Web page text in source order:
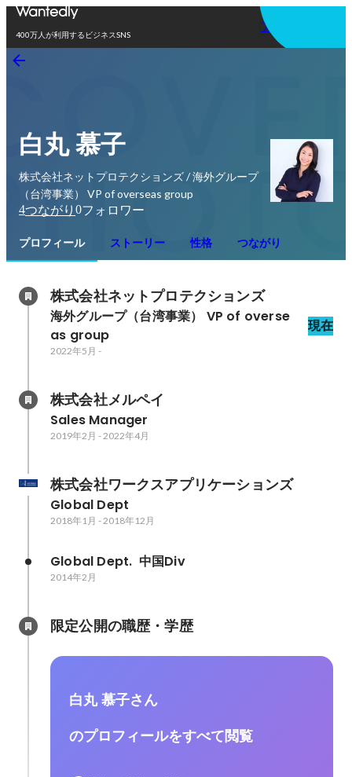
400万人が利用するビジネスSNS
アプリを使う
白丸 慕子
株式会社ネットプロテクションズ / 海外グループ
（台湾事業） VP of overseas group
4つながり 0フォロワー
プロフィール ストーリー 性格 つながり
株式会社ネットプロテクションズ
海外グループ（台湾事業） VP of overse
as group
現在
2022年5月 -
株式会社メルペイ
Sales Manager
2019年2月 -2022年4月
株式会社ワークスアプリケーションズ
Global Dept
2018年1月 -2018年12月
Global Dept.  中国Div
2014年2月
限定公開の職歴・学歴
白丸 慕子さん
のプロフィールをすべて閲覧